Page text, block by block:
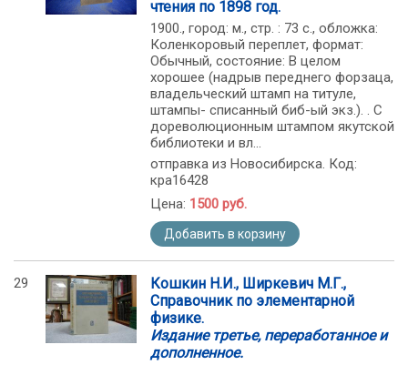
чтения по 1898 год.
1900., город: м., стр. : 73 с., обложка:
Коленкоровый переплет, формат:
Обычный, состояние: В целом
хорошее (надрыв переднего форзаца,
владельческий штамп на титуле,
штампы- списанный биб-ый экз.). . С
дореволюционным штампом якутской
библиотеки и вл...
отправка из Новосибирска. Код:
кра16428
Цена: 1500 руб.
Добавить в корзину
29
Кошкин Н.И., Ширкевич М.Г.,
Справочник по элементарной
физике.
Издание третье, переработанное и
дополненное.